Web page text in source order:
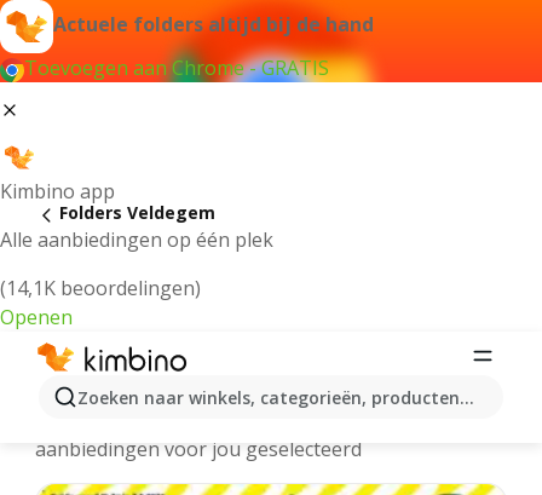
Actuele folders altijd bij de hand
Toevoegen aan Chrome - GRATIS
Kimbino app
Alle aanbiedingen op één plek
(14,1K beoordelingen)
Openen
Zoeken naar winkels, categorieën, producten...
Folders Veldegem
Veldegem folders online
aanbiedingen voor jou geselecteerd